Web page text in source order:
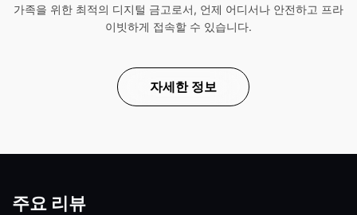
가족을 위한 최적의 디지털 금고로서, 언제 어디서나 안전하고 프라
이빗하게 접속할 수 있습니다.
자세한 정보
주요 리뷰